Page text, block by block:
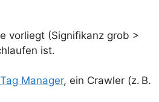
vorliegt (Signifikanz grob >
ist.
Tag Manager, ein Crawler (z. B.